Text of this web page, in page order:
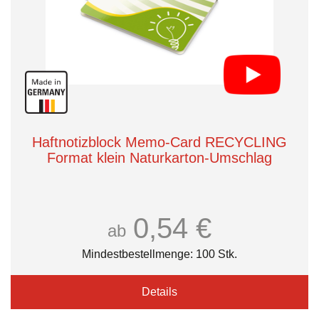
Haftnotizblock Memo-Card RECYCLING
Format klein Naturkarton-Umschlag
ab 0,54 €
Mindestbestellmenge: 100 Stk.
Details